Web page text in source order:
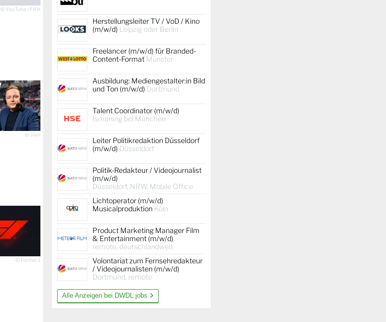
© YouTube / FIFA
© Joyn
© Formel 1
Herstellungsleiter TV / VoD / Kino
(m/w/d) Leipzig oder Berlin
Freelancer (m/w/d) für Branded-
Content-Format Münster
Ausbildung: Mediengestalter:in Bild
und Ton (m/w/d) Dortmund
Talent Coordinator (m/w/d)
Ismaning bei München
Leiter Politikredaktion Düsseldorf
(m/w/d) Düsseldorf
Politik-Redakteur / Videojournalist
(m/w/d)
Düsseldorf, NRW, Mobile Office
Lichtoperator (m/w/d)
Musicalproduktion Köln
Product Marketing Manager Film
& Entertainment (m/w/d)
remote, deutschlandweit
Volontariat zum Fernsehredakteur
/ Videojournalisten (m/w/d)
Dortmund, remote
Alle Anzeigen bei DWDL.jobs